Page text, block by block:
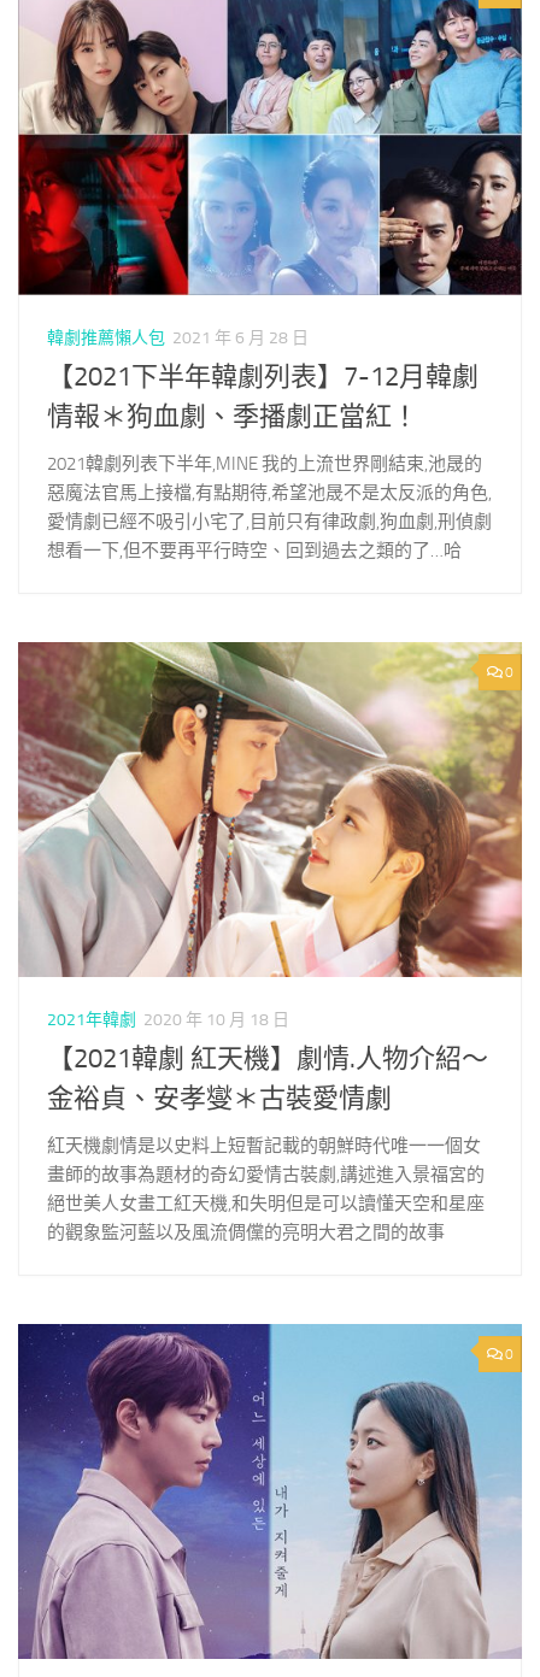
韓劇推薦懶人包 2021 年 6 月 28 日
【2021下半年韓劇列表】7-12月韓劇
情報＊狗血劇、季播劇正當紅！
2021韓劇列表下半年,MINE 我的上流世界剛結束,池晟的
惡魔法官馬上接檔,有點期待,希望池晟不是太反派的角色,
愛情劇已經不吸引小宅了,目前只有律政劇,狗血劇,刑偵劇
想看一下,但不要再平行時空、回到過去之類的了…哈
0
2021年韓劇 2020 年 10 月 18 日
【2021韓劇 紅天機】劇情.人物介紹～
金裕貞、安孝燮＊古裝愛情劇
紅天機劇情是以史料上短暫記載的朝鮮時代唯一一個女
畫師的故事為題材的奇幻愛情古裝劇,講述進入景福宮的
絕世美人女畫工紅天機,和失明但是可以讀懂天空和星座
的觀象監河藍以及風流倜儻的亮明大君之間的故事
0